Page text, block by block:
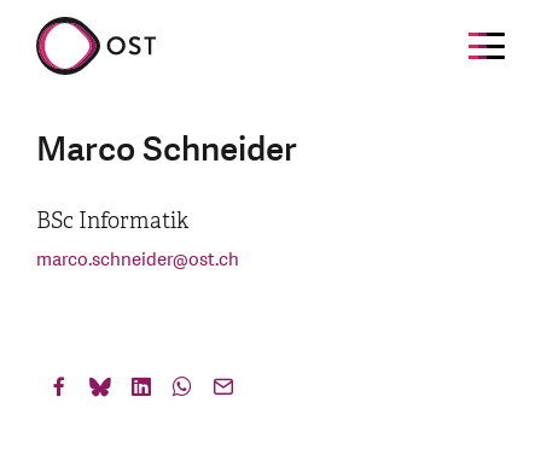
Marco Schneider
BSc Informatik
marco.schneider@ost.ch